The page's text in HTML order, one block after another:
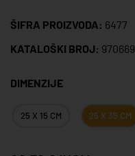
ŠIFRA PROIZVODA: 6477
KATALOŠKI BROJ: 970669
DIMENZIJE
25 X 15 CM 25 X 35 CM